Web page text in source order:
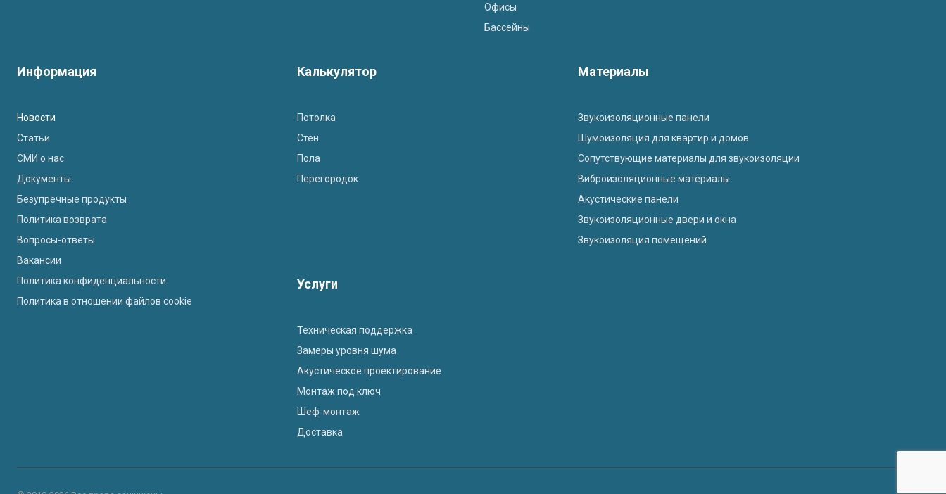
Офисы
Бассейны
Информация
Новости
Статьи
СМИ о нас
Документы
Безупречные продукты
Политика возврата
Вопросы-ответы
Вакансии
Политика конфиденциальности
Политика в отношении файлов cookie
Калькулятор
Потолка
Стен
Пола
Перегородок
Материалы
Звукоизоляционные панели
Шумоизоляция для квартир и домов
Сопутствующие материалы для звукоизоляции
Виброизоляционные материалы
Акустические панели
Звукоизоляционные двери и окна
Звукоизоляция помещений
Услуги
Техническая поддержка
Замеры уровня шума
Акустическое проектирование
Монтаж под ключ
Шеф-монтаж
Доставка